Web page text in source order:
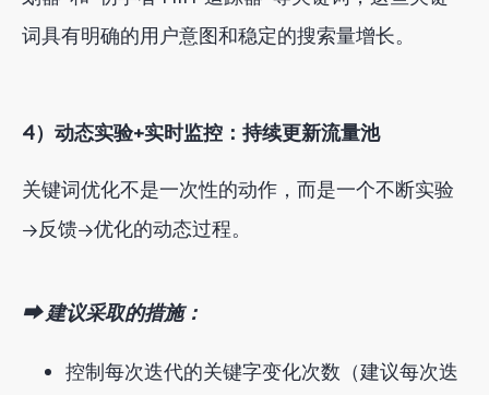
词具有明确的用户意图和稳定的搜索量增长。
4）动态实验+实时监控：持续更新流量池
关键词优化不是一次性的动作，而是一个不断实验
→反馈→优化的动态过程。
⮕ 建议采取的措施：
控制每次迭代的关键字变化次数（建议每次迭